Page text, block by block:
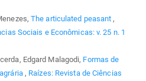
The articulated peasant ,
Sociais e Econômicas: v. 25 n. 1
Edgard Malagodi, Formas de
, Raízes: Revista de Ciências